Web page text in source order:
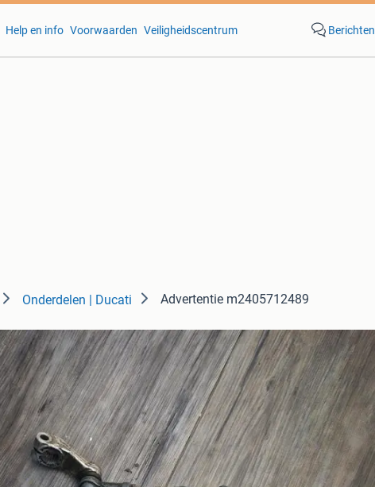
Help en info Voorwaarden Veiligheidscentrum Berichten
Onderdelen | Ducati Advertentie m2405712489